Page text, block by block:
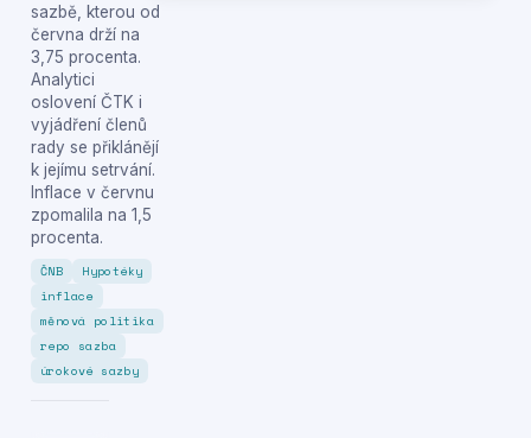
sazbě, kterou od
června drží na
3,75 procenta.
Analytici
oslovení ČTK i
vyjádření členů
rady se přiklánějí
k jejímu setrvání.
Inflace v červnu
zpomalila na 1,5
procenta.
ČNB
Hypotéky
inflace
měnová politika
repo sazba
úrokové sazby